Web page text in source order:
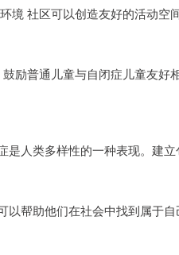
境 社区可以创造友好的活动空
励普通儿童与自闭症儿童友好
人类多样性的一种表现。建
帮助他们在社会中找到属于